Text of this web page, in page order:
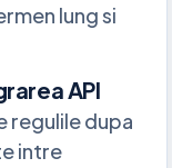
lung si
API
regulile dupa
intre